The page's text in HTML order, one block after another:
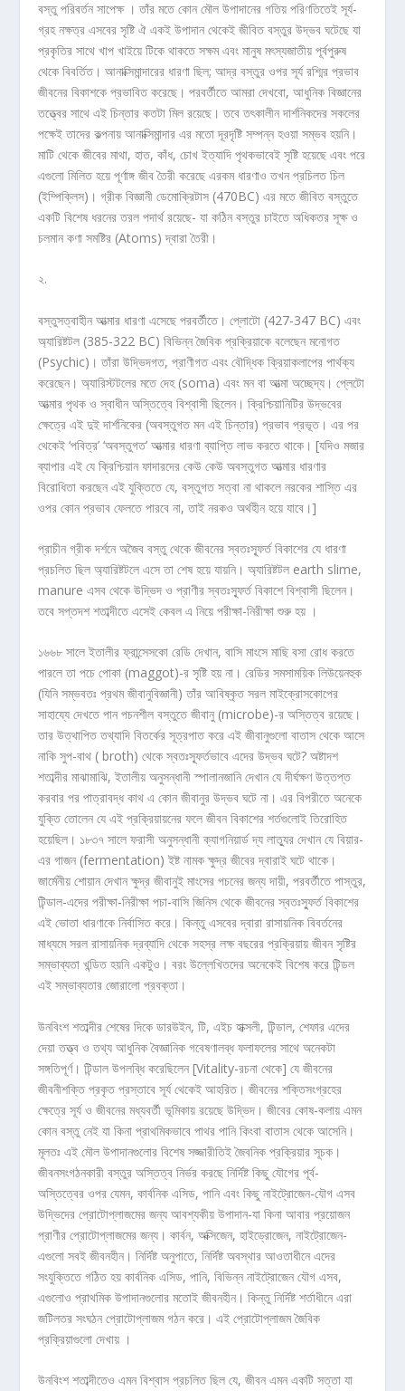
বস্তু পরিবর্তন সাপেক্ষ । তাঁর মতে কোন মৌল উপাদানের গতিয় পরিণতিতেই সূর্য-
গ্রহ নক্ষত্র এসবের সৃষ্টি ঐ একই উপাদান থেকেই জীবিত বস্তুর উদ্ভব ঘটেছে যা
প্রকৃতির সাথে খাপ খাইয়ে টিকে থাকতে সক্ষম এবং মানুষ মৎস্যজাতীয় পূর্বপুরুষ
থেকে বিবর্তিত। আনাক্সিমান্দারের ধারণা ছিল; আদ্র বস্তুর ওপর সূর্য রশ্মির প্রভাব
জীবনের বিকাশকে প্রভাবিত করেছে। পরবর্তীতে আমরা দেখবো, আধুনিক বিজ্ঞানের
তত্ত্বের সাথে এই চিন্তার কতটা মিল রয়েছে। তবে তৎকালীন দার্শনিকদের সকলের
পক্ষেই তাদের কল্পনায় আনাক্সিমান্দার এর মতো দূরদৃষ্টি সম্পন্ন হওয়া সম্ভব হয়নি।
মাটি থেকে জীবের মাথা, হাত, কাঁধ, চোখ ইত্যাদি পৃথকভাবেই সৃষ্টি হয়েছে এবং পরে
এগুলো মিলিত হয়ে পূর্ণাঙ্গ জীব তৈরী করেছে এরকম ধারণাও তখন প্রচিলত চিল
(ইম্পিক্লিস)। গ্রীক বিজ্ঞানী ডেমোক্রিটাস (470BC) এর মতে জীবিত বস্তুতে
একটি বিশেষ ধরনের তরল পদার্থ রয়েছে- যা কঠিন বস্তুর চাইতে অধিকতর সূক্ষ ও
চলমান কণা সমষ্টির (Atoms) দ্বারা তৈরী।
২.
বস্তুসত্বাহীন আত্মার ধারণা এসেছে পরবর্তীতে। প্লোটো (427-347 BC) এবং
অ্যারিষ্টটল (385-322 BC) বিভিন্ন জৈবিক প্রক্রিয়াকে বলেছেন মনোগত
(Psychic)। তাঁরা উদ্ভিদগত, প্রাণীগত এবং বৌদ্ধিক ক্রিয়াকলাপের পার্থক্য
করেছেন। অ্যারিস্টটলের মতে দেহ (soma) এবং মন বা আত্মা অচ্ছেদ্য। প্লেটো
আত্মার পৃথক ও স্বাধীন অস্তিত্বে বিশ্বাসী ছিলেন। ক্রিশ্চিয়ানিটির উদ্ভবের
ক্ষেত্রে এই দুই দার্শনিকের (অবস্তুগত মন এই চিন্তার) প্রভাব প্রভূত। এর পর
থেকেই ‘পবিত্র’ ‘অবস্তুগত’ আত্মার ধারণা ব্যাপ্তি লাভ করতে থাকে। [যদিও মজার
ব্যাপার এই যে ক্রিশ্চিয়ান ফাদারদের কেউ কেউ অবস্তুগত আত্মার ধারণার
বিরোধিতা করছেন এই যুক্তিতে যে, বস্তুগত সত্বা না থাকলে নরকের শাস্তি এর
ওপর কোন প্রভাব ফেলতে পারবে না, তাই নরকও অর্থহীন হয়ে যাবে।]
প্রাচীন গ্রীক দর্শনে অজৈব বস্তু থেকে জীবনের স্বতঃস্ফূর্ত বিকাশের যে ধারণা
প্রচলিত ছিল অ্যারিষ্টটলে এসে তা শেষ হয়ে যায়নি। অ্যারিষ্টটল earth slime,
manure এসব থেকে উদ্ভিদ ও প্রাণীর স্বতঃস্ফূর্ত বিকাশে বিশ্বাসী ছিলেন।
তবে সপ্তদশ শতাব্দীতে এসেই কেবল এ নিয়ে পরীক্ষা-নিরীক্ষা শুরু হয় ।
১৬৬৮ সালে ইতালীর ফ্রান্সেসকো রেডি দেখান, বাসি মাংসে মাছি বসা রোধ করতে
পারলে তা পচে পোকা (maggot)-র সৃষ্টি হয় না। রেডির সমসাময়িক লিউয়েনহুক
(যিনি সম্ভবতঃ প্রথম জীবানুবিজ্ঞানী) তাঁর আবিষ্কৃত সরল মাইক্রোসকোপের
সাহায্যে দেখতে পান পচনশীল বস্তুতে জীবানু (microbe)-র অস্তিত্ব রয়েছে।
তার উত্থাপিত তথ্যাদি বিতর্কের সূত্রপাত করে এই জীবানুগুলো বাতাস থেকে আসে
নাকি সুপ-বাথ ( broth) থেকে স্বতঃস্ফূর্তভাবে এদের উদ্ভব ঘটে? অষ্টাদশ
শতাব্দীর মাঝামাঝি, ইতালীয় অনুসন্ধানী স্পালানজানি দেখান যে দীর্ঘক্ষণ উত্তপ্ত
করবার পর পাত্রাবদ্ধ কাথ এ কোন জীবানুর উদ্ভব ঘটে না। এর বিপরীতে অনেকে
যুক্তি তোলেন যে এই প্রক্রিয়ায়নের ফলে জীবন বিকাশের শর্তগুলোই তিরোহিত
হয়েছিল। ১৮৩৭ সালে ফরাসী অনুসন্ধানী ক্যাগনিয়ার্ড দ্য লাত্যুর দেখান যে বিয়ার-
এর গাজন (fermentation) ইষ্ট নামক ক্ষুদ্র জীবের দ্বারাই ঘটে থাকে।
জার্মেনীয় শোয়ান দেখান ক্ষুদ্র জীবানুই মাংসের পচনের জন্য দায়ী, পরবর্তীতে পাস্তুর,
টিন্ডাল-এদের পরীক্ষা-নিরীক্ষা পচা-বাসি জিনিস থেকে জীবনের স্বতঃস্ফুর্ত বিকাশের
এই ভোতা ধারণাকে নির্বাসিত করে। কিন্তু এসবের দ্বারা রাসায়নিক বিবর্তনের
মাধ্যমে সরল রাসায়নিক দ্রব্যাদি থেকে সহস্র লক্ষ বছরের প্রক্রিয়ায় জীবন সৃষ্টির
সম্ভাব্যতা খন্ডিত হয়নি একটুও। বরং উল্লেখিতদের অনেকেই বিশেষ করে টিন্ডল
এই সম্ভাব্যতার জোরালো প্রবক্তা।
উনবিংশ শতাব্দীর শেষের দিকে ডারউইন, টি, এইচ হাক্সলী, টিন্ডাল, শেফার এদের
দেয়া তত্ত্ব ও তথ্য আধুনিক বৈজ্ঞানিক গবেষণালব্ধ ফলাফলের সাথে অনেকটা
সঙ্গতিপূর্ণ। টিন্ডাল উপলব্ধি করেছিলেন [Vitality-রচনা থেকে] যে জীবনের
জীবনীশক্তি প্রকৃত প্রস্তাবে সূর্য থেকেই আহরিত। জীবনের শক্তিসংগ্রহের
ক্ষেত্রে সূর্য ও জীবনের মধ্যবর্তী ভূমিকায় রয়েছে উদ্ভিদ। জীবের কোষ-কলায় এমন
কোন বস্তু নেই যা কিনা প্রাথমিকভাবে পাথর পানি কিংবা বাতাস থেকে আসেনি।
মূলতঃ এই মৌল উপাদানগুলোর বিশেষ সজ্জারীতিই জৈবনিক প্রক্রিয়ার সূচক।
জীবনসংগঠনকারী বস্তুর অস্তিত্ব নির্ভর করছে নির্দিষ্ট কিছু যৌগের পূর্ব-
অস্তিত্বের ওপর যেমন, কার্বনিক এসিড, পানি এবং কিছু নাইট্রোজেন-যৌগ এসব
উদ্ভিদের প্রোটোপ্লাজমের জন্য আবশ্যকীয় উপাদান-যা কিনা আবার প্রয়োজন
প্রাণীর প্রোটোপ্লাজমের জন্য। কার্বন, অক্সিজেন, হাইড্রোজেন, নাইট্রোজেন-
এগুলো সবই জীবনহীন। নির্দিষ্ট অনুপাতে, নির্দিষ্ট অবস্থার আওতাধীনে এদের
সংযুক্তিতে গঠিত হয় কার্বনিক এসিড, পানি, বিভিন্ন নাইট্রোজেন যৌগ এসব,
এগুলোও প্রাথমিক উপাদানগুলোর মতোই জীবনহীন। কিন্তু নির্দিষ্ট শর্তাধীনে এরা
জটিলতর সংঘঠন প্রোটোপ্লাজম গঠন করে। এই প্রোটোপ্লাজম জৈবিক
প্রক্রিয়াগুলো দেখায় ।
উনবিংশ শতাব্দীতেও এমন বিশ্বাস প্রচলিত ছিল যে, জীবন এমন একটি সত্তা যা